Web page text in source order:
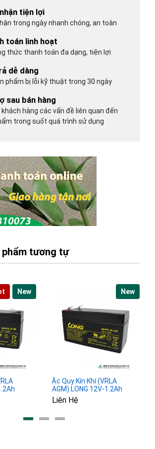
tiện lợi
trong ngày nhanh chóng, an toàn
toán linh hoạt
thức thanh toán đa dạng, tiện lợi
dễ dàng
phẩm bị lỗi kỹ thuật trong 30 ngày
sau bán hàng
khách hàng các vấn đề liên quan đến
trong suốt quá trình sử dụng
phẩm tương tự
New New
Ắc Quy Kín Khí (VRLA
AGM) LONG 12V-1.2Ah
(20HR), WP1.2-12, F1
Liên Hệ